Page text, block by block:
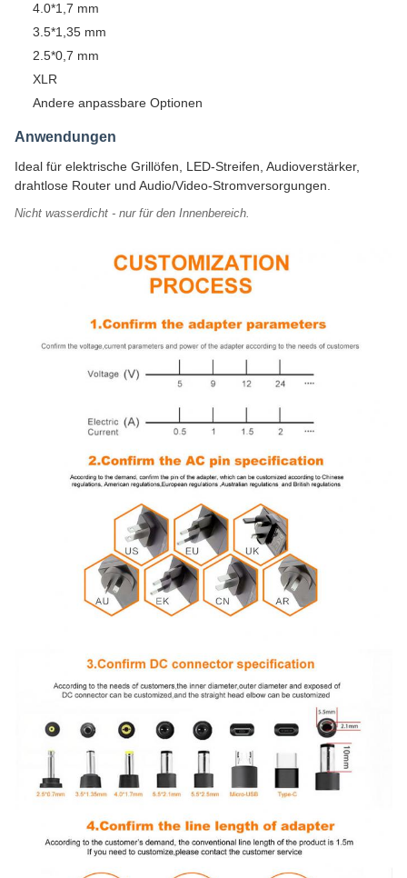
4.0*1,7 mm
3.5*1,35 mm
2.5*0,7 mm
XLR
Andere anpassbare Optionen
Anwendungen
Ideal für elektrische Grillöfen, LED-Streifen, Audioverstärker,
drahtlose Router und Audio/Video-Stromversorgungen.
Nicht wasserdicht - nur für den Innenbereich.